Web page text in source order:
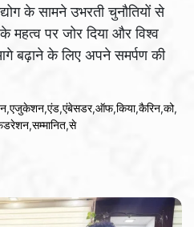
के सामने उभरती चुनौतियों से
महत्व पर जोर दिया और विश्व
बढ़ाने के लिए अपने समर्पण की
,एजुकेशन,एंड,एंबेसडर,ऑफ,किया,कैरिन,को,
,सम्मानित,से